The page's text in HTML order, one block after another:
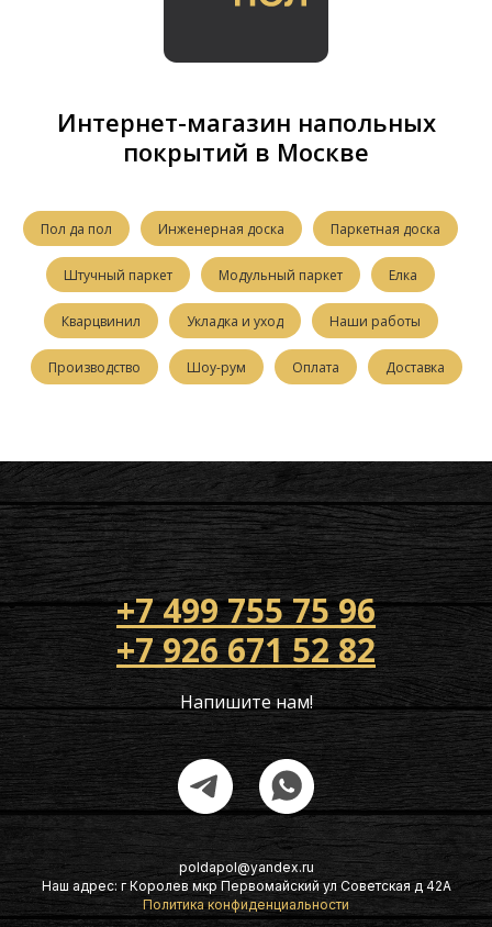
Интернет-магазин напольных
покрытий в Москве
Пол да пол Инженерная доска Паркетная доска
Штучный паркет Модульный паркет Елка
Кварцвинил Укладка и уход Наши работы
Производство Шоу-рум Оплата Доставка
+7 499 755 75 96
+7 926 671 52 82
Напишите нам!
poldapol@yandex.ru
Наш адрес: г Королев мкр Первомайский ул Советская д 42А
Политика конфиденциальности